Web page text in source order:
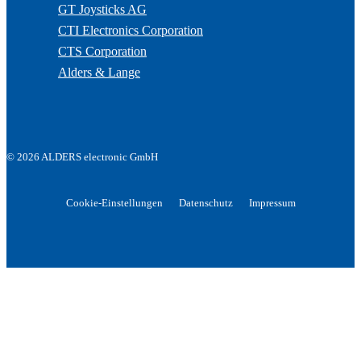
GT Joysticks AG
CTI Electronics Corporation
CTS Corporation
Alders & Lange
© 2026 ALDERS electronic GmbH
Cookie-Einstellungen Datenschutz Impressum